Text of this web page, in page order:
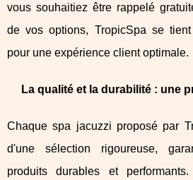
vous souhaitiez être rappelé
de vos options, TropicSpa se
pour une expérience client optimale.
La qualité et la durabilité : une
Chaque spa jacuzzi proposé par
d'une sélection rigoureuse,
produits durables et